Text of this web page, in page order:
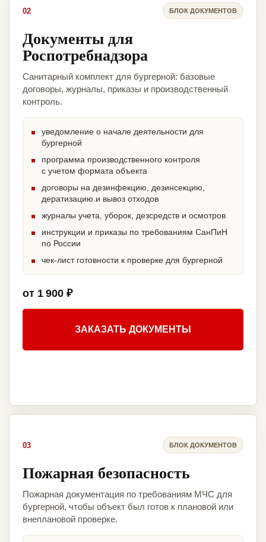
02 БЛОК ДОКУМЕНТОВ
Документы для
Роспотребнадзора
Санитарный комплект для бургерной: базовые
договоры, журналы, приказы и производственный
контроль.
уведомление о начале деятельности для
бургерной
программа производственного контроля
с учетом формата объекта
договоры на дезинфекцию, дезинсекцию,
дератизацию и вывоз отходов
журналы учета, уборок, дезсредств и осмотров
инструкции и приказы по требованиям СанПиН
по России
чек-лист готовности к проверке для бургерной
от 1 900 ₽
ЗАКАЗАТЬ ДОКУМЕНТЫ
03 БЛОК ДОКУМЕНТОВ
Пожарная безопасность
Пожарная документация по требованиям МЧС для
бургерной, чтобы объект был готов к плановой или
внеплановой проверке.